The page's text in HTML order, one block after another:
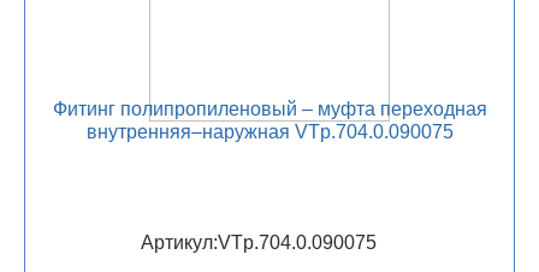
Фитинг полипропиленовый – муфта переходная
внутренняя–наружная VTp.704.0.090075
Артикул:VTp.704.0.090075